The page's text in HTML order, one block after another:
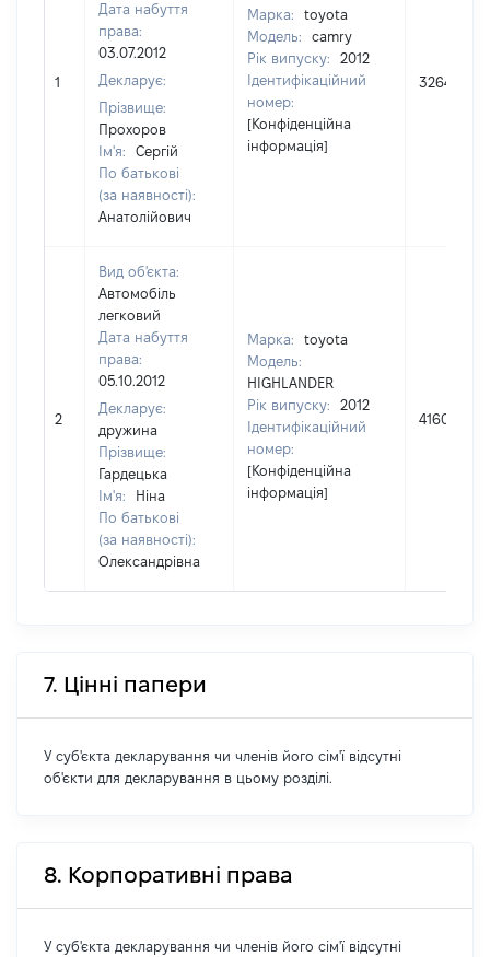
1
Дата набуття
права:
03.07.2012
Декларує:
Прізвище:
Прохоров
Ім'я:
Сергій
По батькові
(за наявності):
Анатолійович
Марка:
toyota
Модель:
camry
Рік випуску:
2012
Ідентифікаційний
номер:
[Конфіденційна
інформація]
326400
2
Вид об'єкта:
Автомобіль
легковий
Дата набуття
права:
05.10.2012
Декларує:
дружина
Прізвище:
Гардецька
Ім'я:
Ніна
По батькові
(за наявності):
Олександрівна
Марка:
toyota
Модель:
HIGHLANDER
Рік випуску:
2012
Ідентифікаційний
номер:
[Конфіденційна
інформація]
416000
7. Цінні папери
У суб'єкта декларування чи членів його сім'ї відсутні
об'єкти для декларування в цьому розділі.
8. Корпоративні права
У суб'єкта декларування чи членів його сім'ї відсутні